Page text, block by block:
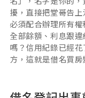
擾，直接把堂哥告
必須配合辦理所有
全部餘額、利息跟
嗎？信用紀錄已經
方，這就是借名買